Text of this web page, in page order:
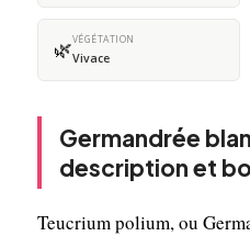
🌿VÉGÉTATION
Vivace
Germandrée
description et
Teucrium polium, ou